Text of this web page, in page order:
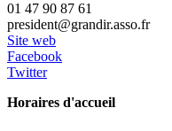
01 47 90 87 61
president@grandir.asso.fr
Site web
Facebook
Twitter
Horaires d'accueil